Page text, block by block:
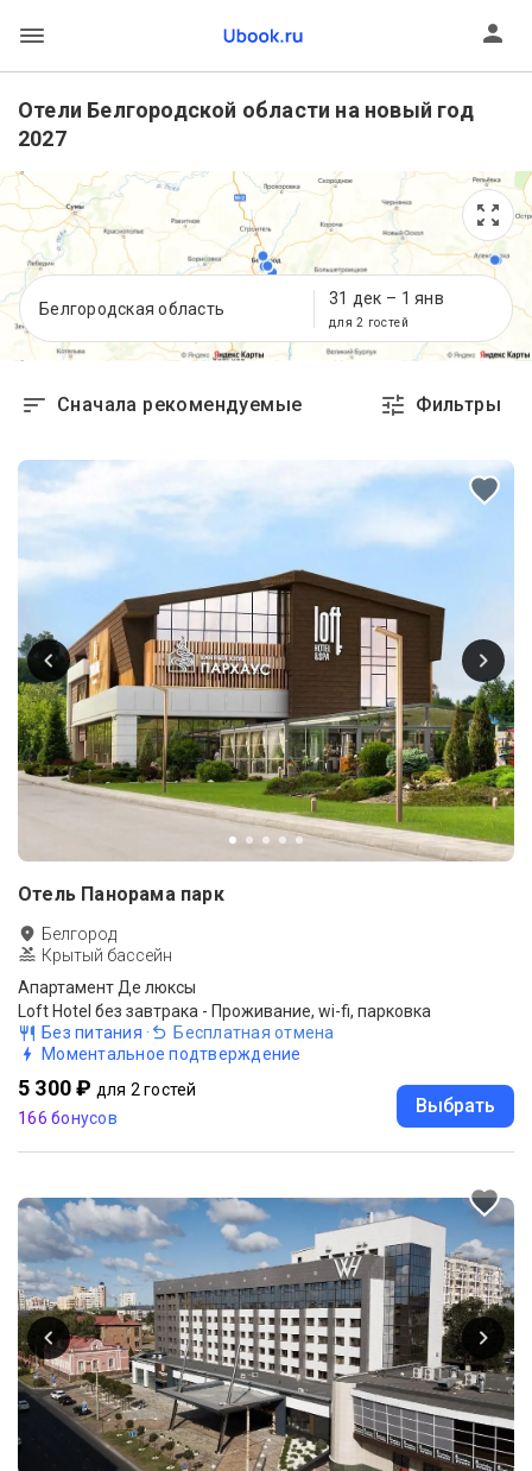
Отели Белгородской области на новый год
2027
Белгородская область
31 дек – 1 янв
для 2 гостей
Сначала рекомендуемые Фильтры
Отель Панорама парк
Белгород
Крытый бассейн
Апартамент Де люксы
Loft Hotel без завтрака - Проживание, wi-fi, парковка
Без питания ·
Бесплатная отмена
Моментальное подтверждение
5 300 ₽ для 2 гостей
166 бонусов
Выбрать